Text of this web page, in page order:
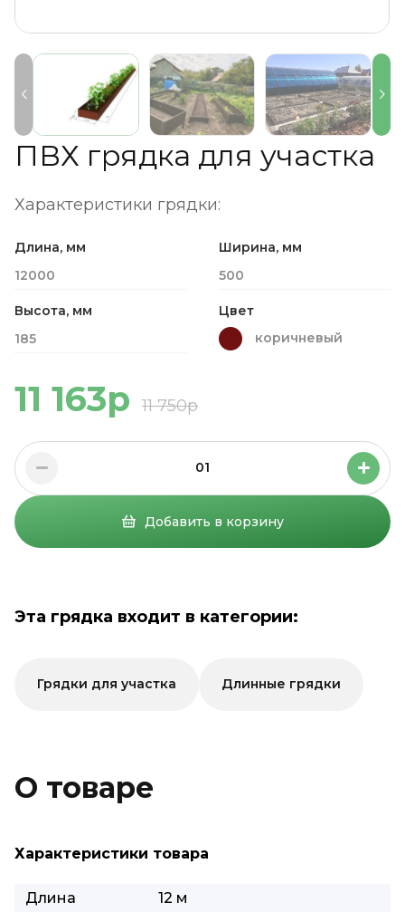
ПВХ грядка для участка
Характеристики грядки:
Длина, мм
12000
Ширина, мм
500
Высота, мм
185
Цвет
коричневый
11 163р 11 750р
01
Добавить в корзину
Эта грядка входит в категории:
Грядки для участка Длинные грядки
О товаре
Характеристики товара
Длина
12 м